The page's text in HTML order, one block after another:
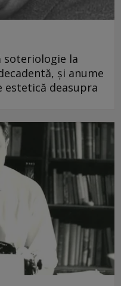
soteriologie la
și anume
deasupra